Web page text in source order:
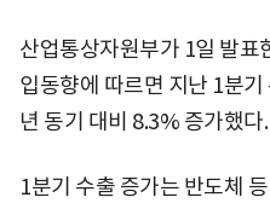
산업통상자원부가 1일 발표
입동향에 따르면 지난 1분
년 동기 대비 8.3% 증가했다.
1분기 수출 증가는 반도체